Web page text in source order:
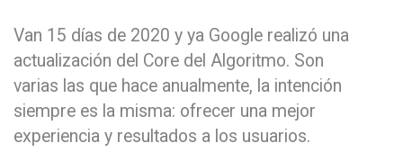
Van 15 días de 2020 y ya Google realizó una
actualización del Core del Algoritmo. Son
varias las que hace anualmente, la intención
siempre es la misma: ofrecer una mejor
experiencia y resultados a los usuarios.